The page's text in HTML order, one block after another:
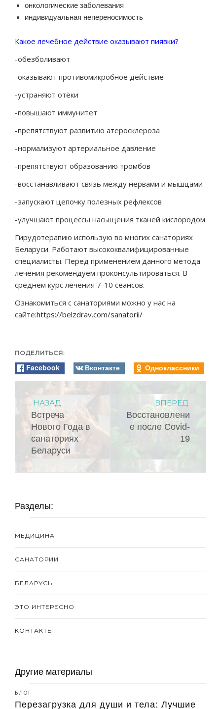
онкологические заболевания
индивидуальная непереносимость
Какое лечебное действие оказывают пиявки?
-обезболивают
-оказывают противомикробное действие
-устраняют отёки
-повышают иммунитет
-препятствуют развитию атеросклероза
-нормализуют артериальное давление
-препятствуют образованию тромбов
-восстанавливают связь между нервами и мышцами
-запускают цепочку полезных рефлексов
-улучшают процессы насыщения тканей кислородом
Гирудотерапию использую во многих санаториях
Беларуси. Работают высококвалифицированные
специалисты. Перед применением данного метода
лечения рекомендуем проконсультироваться. В
среднем курс лечения 7-10 сеансов.
Ознакомиться с санаториями можно у нас на
сайте:https://belzdrav.com/sanatorii/
ПОДЕЛИТЬСЯ:
Facebook Вконтакте Одноклассники
НАЗАД
Встреча
Нового Года в
санаториях
Беларуси
ВПЕРЕД
Восстановлени
е после Covid-
19
Разделы:
МЕДИЦИНА
САНАТОРИИ
БЕЛАРУСЬ
ЭТО ИНТЕРЕСНО
КОНТАКТЫ
Другие материалы
БЛОГ
Перезагрузка для души и тела: Лучшие